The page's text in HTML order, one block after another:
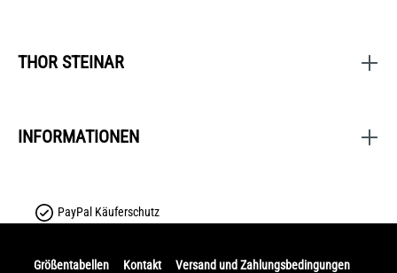
THOR STEINAR
INFORMATIONEN
PayPal Käuferschutz
Größentabellen Kontakt Versand und Zahlungsbedingungen